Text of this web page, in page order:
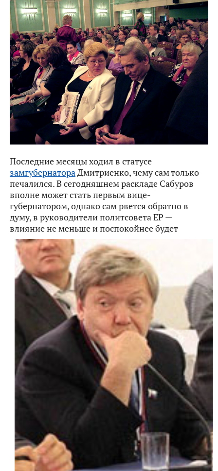
Последние месяцы ходил в статусе
замгубернатораДмитриенко, чему сам только
печалился. В сегодняшнем раскладе Сабуров
вполне может стать первым вице-
губернатором, однако сам рвется обратно в
думу, в руководители политсовета ЕР —
влияние не меньше и поспокойнее будет